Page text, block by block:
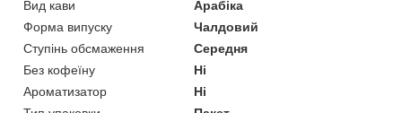
Вид кави
Арабіка
Форма випуску
Чалдовий
Ступінь обсмаження
Середня
Без кофеїну
Ні
Ароматизатор
Ні